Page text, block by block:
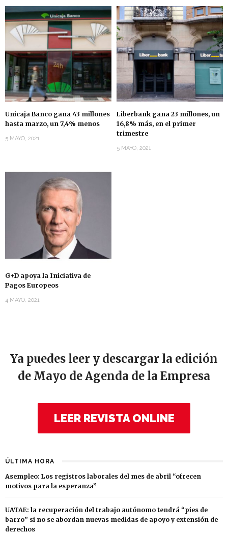
Unicaja Banco gana 43 millones
hasta marzo, un 7,4% menos
5 MAYO, 2021
Liberbank gana 23 millones, un
16,8% más, en el primer
trimestre
5 MAYO, 2021
G+D apoya la Iniciativa de
Pagos Europeos
4 MAYO, 2021
Ya puedes leer y descargar la edición
de Mayo de Agenda de la Empresa
LEER REVISTA ONLINE
ÚLTIMA HORA
Asempleo: Los registros laborales del mes de abril “ofrecen
motivos para la esperanza”
UATAE: la recuperación del trabajo autónomo tendrá “pies de
barro” si no se abordan nuevas medidas de apoyo y extensión de
derechos